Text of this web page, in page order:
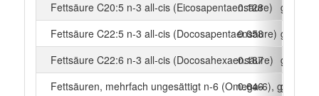
Fettsäure C20:5 n-3 all-cis (Eicosapentaensäure)
0.128
g
Fettsäure C22:5 n-3 all-cis (Docosapentaensäure)
0.058
g
Fettsäure C22:6 n-3 all-cis (Docosahexaensäure)
0.187
g
Fettsäuren, mehrfach ungesättigt n-6 (Omega-6), gesamt
0.646
g